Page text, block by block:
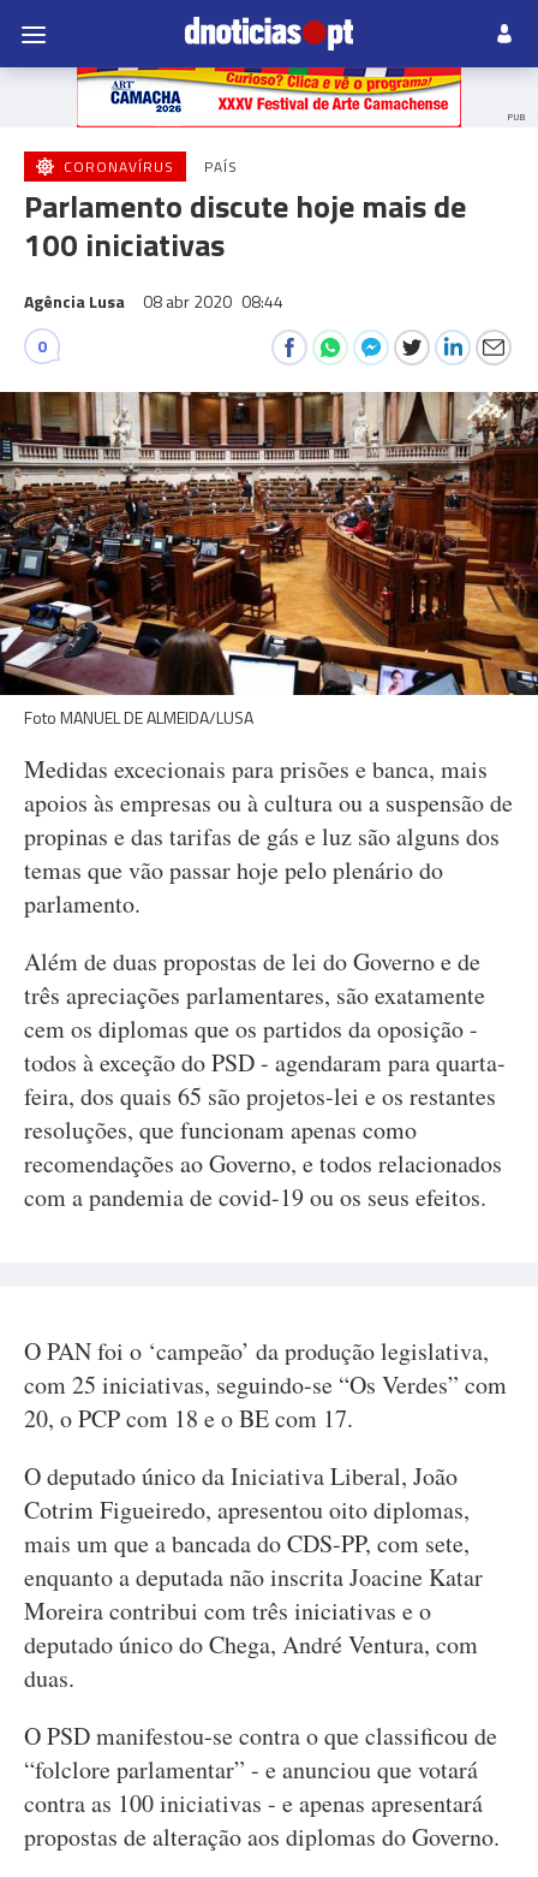
PUB
CORONAVÍRUS PAÍS
Parlamento discute hoje mais de
100 iniciativas
Agência Lusa 08 abr 2020 08:44
0
Foto MANUEL DE ALMEIDA/LUSA
Medidas excecionais para prisões e banca, mais
apoios às empresas ou à cultura ou a suspensão de
propinas e das tarifas de gás e luz são alguns dos
temas que vão passar hoje pelo plenário do
parlamento.
Além de duas propostas de lei do Governo e de
três apreciações parlamentares, são exatamente
cem os diplomas que os partidos da oposição -
todos à exceção do PSD - agendaram para quarta-
feira, dos quais 65 são projetos-lei e os restantes
resoluções, que funcionam apenas como
recomendações ao Governo, e todos relacionados
com a pandemia de covid-19 ou os seus efeitos.
O PAN foi o ‘campeão’ da produção legislativa,
com 25 iniciativas, seguindo-se “Os Verdes” com
20, o PCP com 18 e o BE com 17.
O deputado único da Iniciativa Liberal, João
Cotrim Figueiredo, apresentou oito diplomas,
mais um que a bancada do CDS-PP, com sete,
enquanto a deputada não inscrita Joacine Katar
Moreira contribui com três iniciativas e o
deputado único do Chega, André Ventura, com
duas.
O PSD manifestou-se contra o que classificou de
“folclore parlamentar” - e anunciou que votará
contra as 100 iniciativas - e apenas apresentará
propostas de alteração aos diplomas do Governo.